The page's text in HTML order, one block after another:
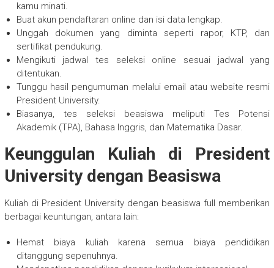
kamu minati.
Buat akun pendaftaran online dan isi data lengkap.
Unggah dokumen yang diminta seperti rapor, KTP, dan
sertifikat pendukung.
Mengikuti jadwal tes seleksi online sesuai jadwal yang
ditentukan.
Tunggu hasil pengumuman melalui email atau website resmi
President University.
Biasanya, tes seleksi beasiswa meliputi Tes Potensi
Akademik (TPA), Bahasa Inggris, dan Matematika Dasar.
Keunggulan Kuliah di President
University dengan Beasiswa
Kuliah di President University dengan beasiswa full memberikan
berbagai keuntungan, antara lain:
Hemat biaya kuliah karena semua biaya pendidikan
ditanggung sepenuhnya.